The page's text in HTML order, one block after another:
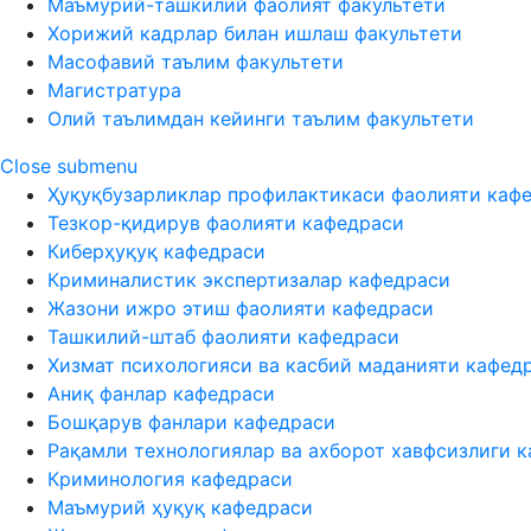
Маъмурий-ташкилий фаолият факультети
Хорижий кадрлар билан ишлаш факультети
Масофавий таълим факультети
Магистратура
Олий таълимдан кейинги таълим факультети
Close submenu
Ҳуқуқбузарликлар профилактикаси фаолияти
Тезкор-қидирув фаолияти кафедраси
Киберҳуқуқ кафедраси
Криминалистик экспертизалар кафедраси
Жазони ижро этиш фаолияти кафедраси
Ташкилий-штаб фаолияти кафедраси
Хизмат психологияси ва касбий маданияти
Аниқ фанлар кафедраси
Бошқарув фанлари кафедраси
Рақамли технологиялар ва ахборот хавфсизлиги
Криминология кафедраси
Маъмурий ҳуқуқ кафедраси